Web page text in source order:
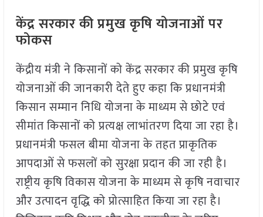
केंद्र सरकार की प्रमुख कृषि योजनाओं पर
फोकस
केंद्रीय मंत्री ने किसानों को केंद्र सरकार की प्रमुख कृषि
योजनाओं की जानकारी देते हुए कहा कि प्रधानमंत्री
किसान सम्मान निधि योजना के माध्यम से छोटे एवं
सीमांत किसानों को प्रत्यक्ष लाभांतरण दिया जा रहा है।
प्रधानमंत्री फसल बीमा योजना के तहत प्राकृतिक
आपदाओं से फसलों को सुरक्षा प्रदान की जा रही है।
राष्ट्रीय कृषि विकास योजना के माध्यम से कृषि नवाचार
और उत्पादन वृद्धि को प्रोत्साहित किया जा रहा है।